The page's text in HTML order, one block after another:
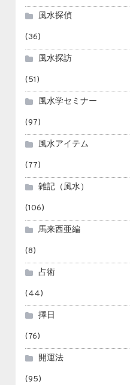
風水探偵
(36)
風水探訪
(51)
風水学セミナー
(97)
風水アイテム
(77)
雑記（風水）
(106)
馬来西亜編
(8)
占術
(44)
擇日
(76)
開運法
(95)